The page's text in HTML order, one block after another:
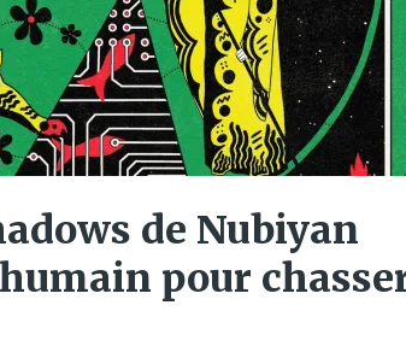
de Nubiyan
pour